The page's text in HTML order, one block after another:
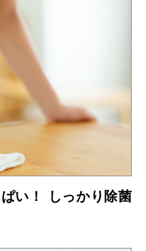
い！ しっかり除菌